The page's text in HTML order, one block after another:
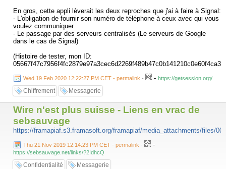
En gros, cette appli lèverait les deux reproches que j'ai à faire à Signal:
- L'obligation de fournir son numéro de téléphone à ceux avec qui vous
voulez communiquer.
- Le passage par des serveurs centralisés (Le serveurs de Google
dans le cas de Signal)
(Histoire de tester, mon ID:
Wed 19 Feb 2020 12:22:27 PM CET - permalink - - https://getsession.org/
Chiffrement Messagerie
Wire n'est plus suisse - Liens en vrac de
sebsauvage
https://framapiaf.s3.framasoft.org/framapiaf/media_attachments/files/
Thu 21 Nov 2019 12:14:23 PM CET - permalink - -
https://sebsauvage.net/links/?2IdhcQ
Confidentialité Messagerie